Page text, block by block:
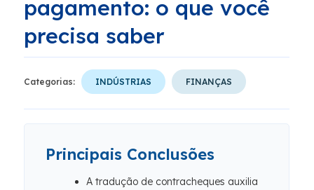
pagamento: o que você
precisa saber
Categorias: INDÚSTRIAS FINANÇAS
Principais Conclusões
A tradução de contracheques auxilia